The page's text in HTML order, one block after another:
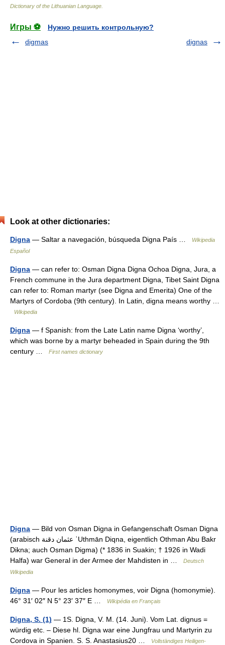
Dictionary of the Lithuanian Language
Игры ⚽
Нужно решить контрольную?
digmas
dignas
Look at other dictionaries:
Digna — Saltar a navegación, búsqueda Digna País …
Wikipedia
Español
Digna — can refer to: Osman Digna Digna Ochoa Digna, Jura, a
French commune in the Jura department Digna, Tibet Saint Digna
can refer to: Roman martyr (see Digna and Emerita) One of the
Martyrs of Cordoba (9th century). In Latin, digna means worthy …
Wikipedia
Digna — f Spanish: from the Late Latin name Digna ‘worthy’,
which was borne by a martyr beheaded in Spain during the 9th
century …
First names dictionary
Digna — Bild von Osman Digna in Gefangenschaft Osman Digna
(arabisch ‏عثمان دقنة‎ ʿUthmān Diqna, eigentlich Othman Abu Bakr
Dikna; auch Osman Digma) (* 1836 in Suakin; † 1926 in Wadi
Halfa) war General in der Armee der Mahdisten in …
Deutsch
Wikipedia
Digna — Pour les articles homonymes, voir Digna (homonymie).
46° 31′ 02″ N 5° 23′ 37″ E …
Wikipédia en Français
Digna, S. (1) — 1S. Digna, V. M. (14. Juni). Vom Lat. dignus =
würdig etc. – Diese hl. Digna war eine Jungfrau und Martyrin zu
Cordova in Spanien. S. S. Anastasius20 …
Vollständiges Heiligen-